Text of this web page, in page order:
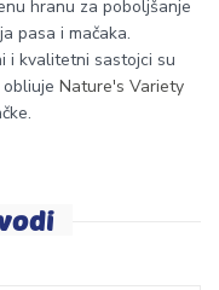
hranu za poboljšanje
pasa i mačaka.
i kvalitetni sastojci su
Nature's Variety